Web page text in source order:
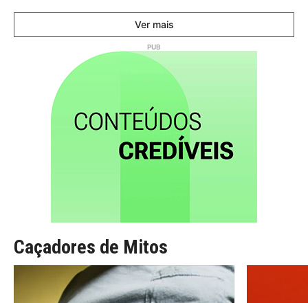
Ver mais
Caçadores de Mitos